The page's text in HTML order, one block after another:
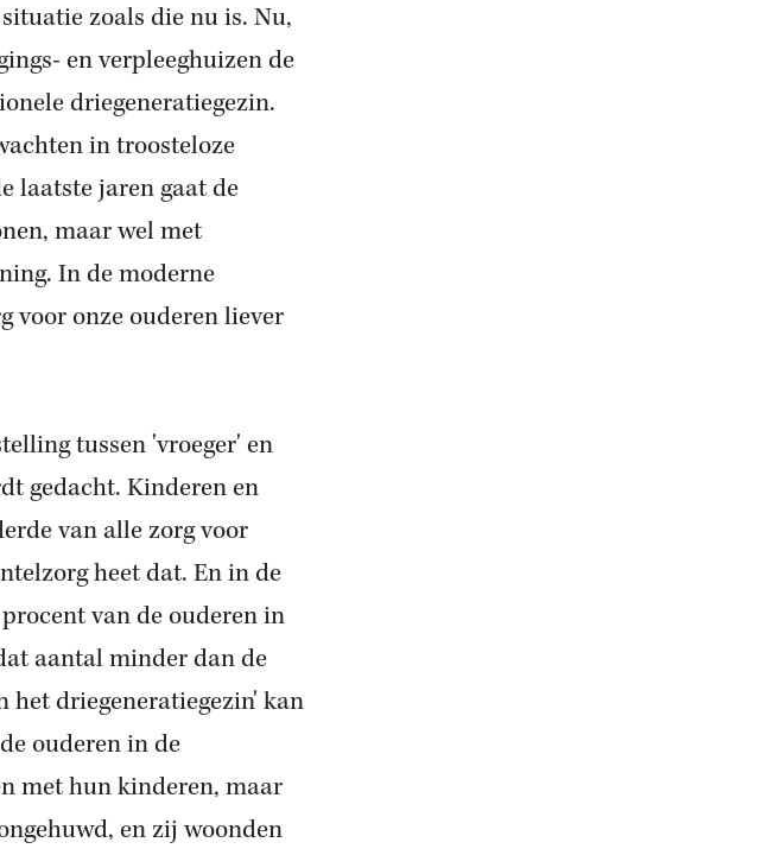
zoals die nu is. Nu,
en verpleeghuizen de
driegeneratiegezin.
in troosteloze
laatste jaren gaat de
maar wel met
In de moderne
voor onze ouderen liever
tussen 'vroeger' en
gedacht. Kinderen en
van alle zorg voor
heet dat. En in de
van de ouderen in
aantal minder dan de
het driegeneratiegezin' kan
ouderen in de
met hun kinderen, maar
en zij woonden